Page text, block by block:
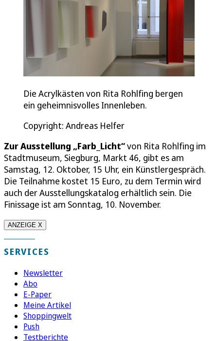
Die Acrylkästen von Rita Rohlfing bergen
ein geheimnisvolles Innenleben.
Copyright: Andreas Helfer
Zur Ausstellung „Farb_Licht“von Rita Rohlfing im
Stadtmuseum, Siegburg, Markt 46, gibt es am
Samstag, 12. Oktober, 15 Uhr, ein Künstlergespräch.
Die Teilnahme kostet 15 Euro, zu dem Termin wird
auch der Ausstellungskatalog erhältlich sein. Die
Finissage ist am Sonntag, 10. November.
ANZEIGE X
SERVICES
Newsletter
Abo
E-Paper
Meine Artikel
Shoppingwelt
Push
Testberichte